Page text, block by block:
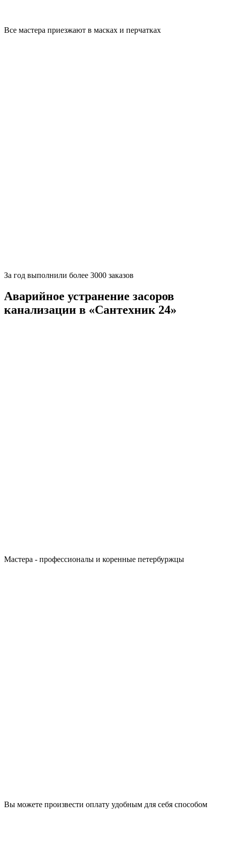
Все мастера приезжают в масках и перчатках
За год выполнили более 3000 заказов
Аварийное устранение засоров
канализации в «Сантехник 24»
Мастера - профессионалы и коренные петербуржцы
Вы можете произвести оплату удобным для себя способом